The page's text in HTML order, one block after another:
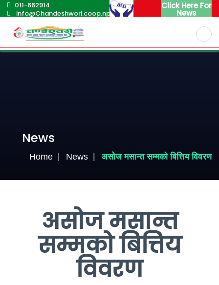
011-662914
info@Chandeshwori.coop.np
Click Here For
News
Nepali
News
Home News असोज मसान्त सम्मको बित्तिय विवरण
असोज मसान्त
सम्मको बित्तिय
विवरण